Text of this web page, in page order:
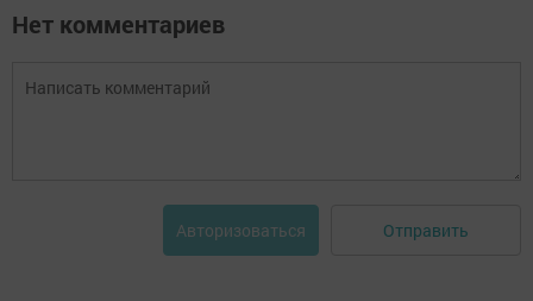
Нет комментариев
Авторизоваться Отправить